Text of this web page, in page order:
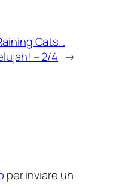
Cats…
– 2/4 →
per inviare un